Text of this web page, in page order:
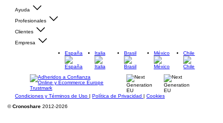
Ayuda
Profesionales
Clientes
Empresa
España
Italia Brasil México Chile
Condiciones y Términos de Uso | Política de Privacidad | Cookies
©Cronoshare 2012-2026